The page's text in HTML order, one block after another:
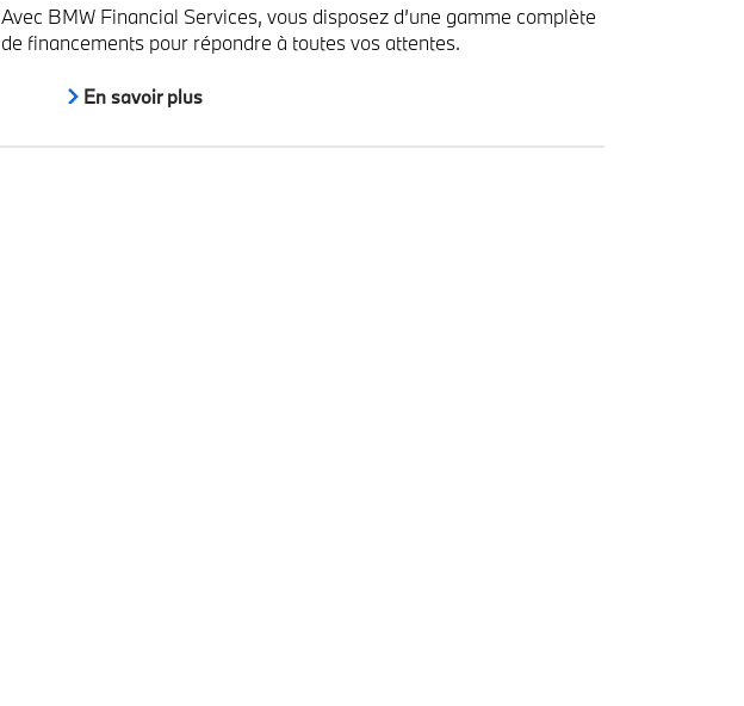
Avec BMW Financial Services, vous disposez d’une gamme complète
de financements pour répondre à toutes vos attentes.
En savoir plus